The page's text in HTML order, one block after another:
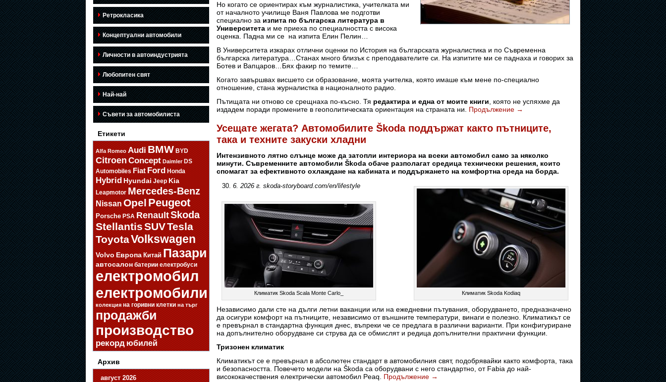
Ретрокласика
Концептуални автомобили
Личности в автоиндустрията
Любопитен свят
Най-най
Съвети за автомобилиста
Етикети
Alfa Romeo Audi BMW BYD
Citroen Concept Daimler DS
Automobiles Fiat Ford Honda
HybridHyundai Jeep Kia
Leapmotor Mercedes-Benz
Nissan Opel Peugeot
Porsche PSA RenaultSkoda
StellantisSUVTesla
ToyotaVolkswagen
Volvo Европа Китай Пазари
автосалон батерии електробуси
електромобил
електромобили
колекция на горивни клетки на търг
продажби
производство
рекорд юбилей
Архив
август 2026
Но когато се ориентирах към журналистика, учителката ми
от началното училище Ваня Павлова ме подготви
специално за изпита по българска литература в
Университета и ме приеха по специалността с висока
оценка. Падна ми се на изпита Елин Пелин…
В Университета изкарах отлични оценки по История на българската журналистика и по Съвременна
българска литература…Станах много близък с преподавателите си. На изпитите ми се паднаха и говорих за
Ботев и Вапцаров…Бях факир по темите…
Когато завършвах висшето си образование, моята учителка, която имаше към мене по-специално
отношение, стана журналистка в националното радио.
Пътищата ни отново се срещнаха по-късно. Тя редактира и една от моите книги , която не успяхме да
издадем поради промените в геополитическата ориентация на страната ни. Продължение →
Усещате жегата? Автомобилите Škoda поддържат както пътниците,
така и техните закуски хладни
Интензивното лятно слънце може да затопли интериора на всеки автомобил само за няколко
минути. Съвременните автомобили Škoda обаче разполагат средица технически решения, които
спомагат за ефективното охлаждане на кабината и поддържането на комфортна среда на борда.
Климатик Skoda Kodiaq
6. 2026 г. skoda-storyboard.com/en/lifestyle
Климатик Skoda Scala Monte Carlo_
Независимо дали сте на дълги летни ваканции или на ежедневни пътувания, оборудването, предназначено
да осигури комфорт на пътниците, независимо от външните температури, винаги е полезно. Климатикът се
е превърнал в стандартна функция днес, въпреки че се предлага в различни варианти. При конфигуриране
на допълнително оборудване си струва да се обмислят и редица допълнителни практични функции.
Тризонен климатик
Климатикът се е превърнал в абсолютен стандарт в автомобилния свят, подобрявайки както комфорта, така
и безопасността. Повечето модели на Škoda са оборудвани с него стандартно, от Fabia до най-
висококачествения електрически автомобил Peaq. Продължение →